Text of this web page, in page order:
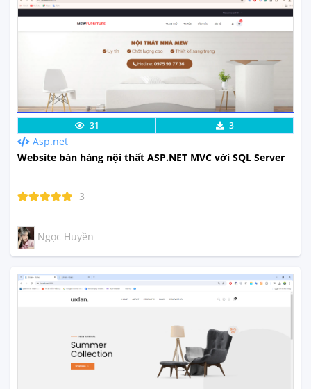
Lưu code Xem Thực Tế
31 3
Asp.net
Website bán hàng nội thất ASP.NET MVC với SQL Server
3
Ngọc Huyền